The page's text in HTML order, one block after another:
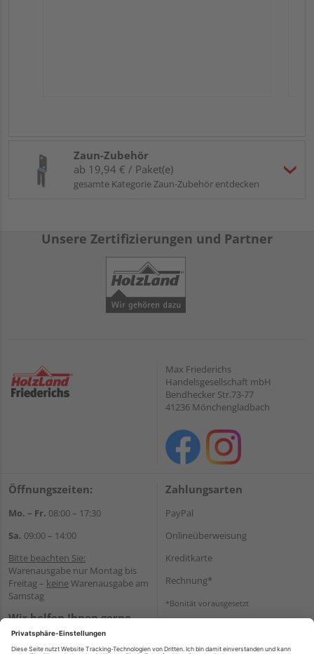
Zaun-Zubehör
ab 19,94 € / Paket(e)
gesamte Kategorie Zaun-Zubehör entdecken
Unsere Zertifizierungen und Partner
Max Friederichs
Handelsgesellschaft mbH
Bendhecker Str.73-77
41236 Mönchengladbach
Öffnungszeiten:
Mo. – Fr. 08:00 – 17:30
Sa. 09:00 – 14:00
Bitte beachten Sie:
Warenausgabe nur Montag bis
Freitag – keineWarenausgabe am
Samstag
Wir helfen Ihnen gerne
weiter
Tel.:+49 2166 9199137
Zahlungsarten
PayPal
Onlineüberweisung
Kreditkarte
Rechnung*
*Bonität vorausgesetzt